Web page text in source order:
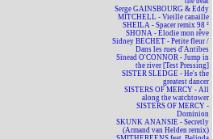
Serge GAINSBOURG & Eddy
MITCHELL - Vieille canaille
SHEILA - Spacer remix 98 ²
SHONA - Elodie mon rêve
Sidney BECHET - Petite fleur /
Dans les rues d'Antibes
Sinead O'CONNOR - Jump in
the river [Test Pressing]
SISTER SLEDGE - He's the
greatest dancer
SISTERS OF MERCY - All
along the watchtower
SISTERS OF MERCY -
Dominion
SKUNK ANANSIE - Secretly
(Armand van Helden remix)